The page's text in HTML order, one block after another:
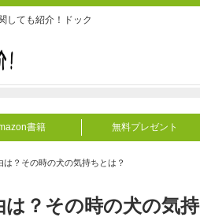
しても紹介！ドック
書籍 無料プレゼント
？その時の犬の気持ちとは？
？その時の犬の気持